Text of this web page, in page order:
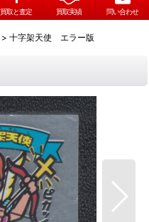
買取と査定 買取実績 問い合わせ
> 十字架天使 エラー版